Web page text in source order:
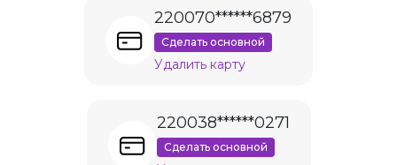
220070******6879
Сделать основной
Удалить карту
220038******0271
Сделать основной